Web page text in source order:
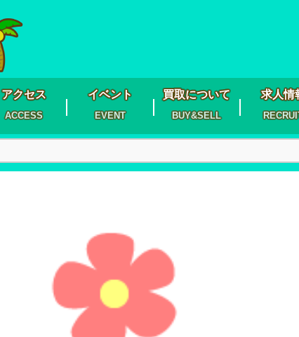
アクセス
ACCESS
イベント
EVENT
買取について
BUY&SELL
求人情